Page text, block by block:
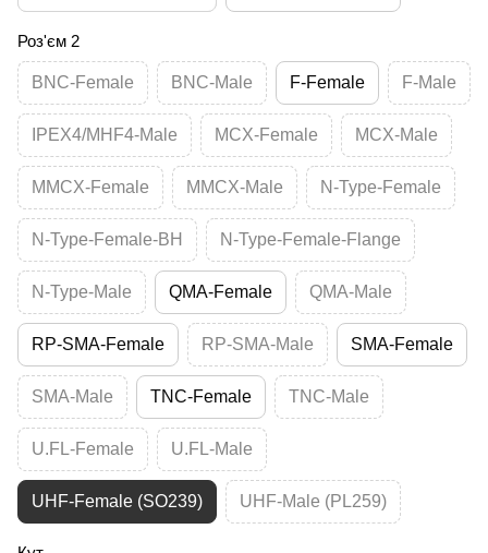
Роз'єм 2
BNC-Female BNC-Male F-Female F-Male
IPEX4/MHF4-Male MCX-Female MCX-Male
MMCX-Female MMCX-Male N-Type-Female
N-Type-Female-BH N-Type-Female-Flange
N-Type-Male QMA-Female QMA-Male
RP-SMA-Female RP-SMA-Male SMA-Female
SMA-Male TNC-Female TNC-Male
U.FL-Female U.FL-Male
UHF-Female (SO239) UHF-Male (PL259)